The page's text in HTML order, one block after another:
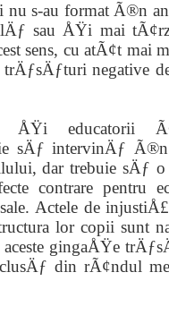
nu s-au format Ã®n
sau ÅŸi mai
sens, cu atÃ¢t mai
negative
ÅŸi educatorii
sÄƒ intervinÄƒ Ã®n
dar trebuie sÄƒ
contrare pentru
Actele de
lor copii sunt
gingaÅŸe
din rÃ¢ndul